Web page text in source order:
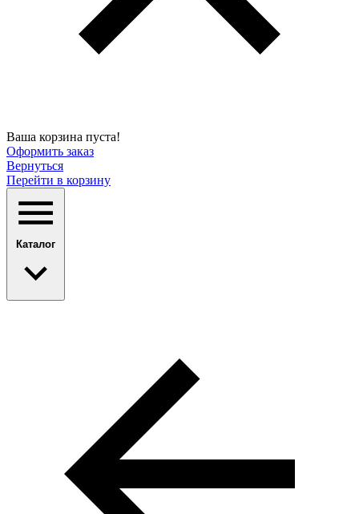
Ваша корзина пуста!
Оформить заказ
Вернуться
Перейти в корзину
Каталог